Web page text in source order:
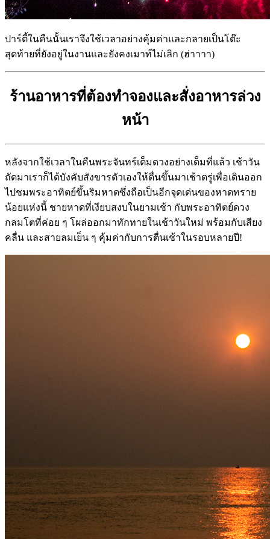
ปาร์ตี้ในคืนนั้นเราจึงใช้เวลาอย่างคุ้มค่าและกลายเป็นโต๊ะ
สุดท้ายที่ยังอยู่ในงานและยังคงเมาท์ไม่เลิก (ฮ่าาาา)
ร้านอาหารที่ต้องทำจองและสั่งอาหารล่วง
หน้า
หลังจากใช้เวลาในคืนพระจันทร์เต็มดวงอย่างเต็มที่แล้ว เช้าวัน
ถัดมาเราก็ได้บังคับสังขารตัวเองให้ตื่นขึ้นมาเช้าตรู่เพื่อเดินออก
ไปชมพระอาทิตย์ขึ้นริมหาดซึ่งถือเป็นอีกจุดเด่นของหาดทราย
น้อยแห่งนี้ ชายหาดที่เงียบสงบในยามเช้า กับพระอาทิตย์ดวง
กลมโตที่ค่อย ๆ โผล่ออกมาทักทายในเช้าวันใหม่ พร้อมกับเสียง
คลื่น และสายลมเย็น ๆ คุ้มค่ากับการตื่นเช้าในรอบหลายปี!